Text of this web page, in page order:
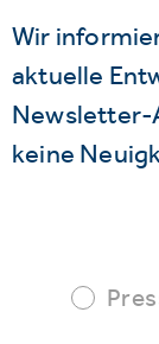
Wir
aktuelle
Newsletter-
keine